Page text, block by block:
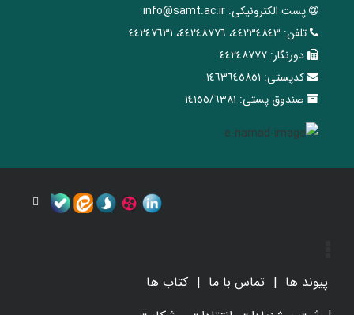
پست الکترونیکی: info@samt.ac.ir
تلفن: ٤٤٢٣٤٨٤٣، ٤٤٢٤٨٧٧٦، ٤٤٢٤٧٦٣١
دورنگار: ٤٤٢٤٨٧٧٧
کدپستی: ١٤٦٣٦٤٥٨٥١
صندوق پستی: ١٤١٥٥/٦٣٨١
پیوند ها تماس با ما
کتاب ها